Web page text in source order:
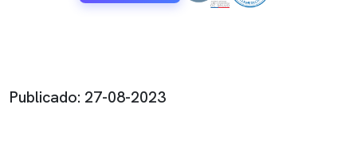
Publicado: 27-08-2023